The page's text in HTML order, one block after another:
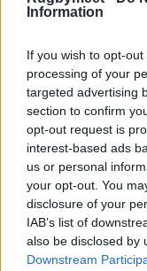
Information
If you wish to opt-
processing of your
targeted advertising
section to confirm
opt-out request is
interest-based ads
us or personal
your opt-out. You
disclosure of your
IAB’s list of
also be disclosed by
Downstream